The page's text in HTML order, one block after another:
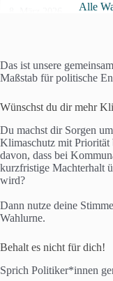
15. März 2026
22. März 2026
2026
13. September
2026
Alle
Das ist unsere
Maßstab für politische
Wünschst du dir mehr
Du machst dir Sorgen
Klimaschutz mit Priorität
davon, dass bei
kurzfristige Machterhalt
wird?
Dann nutze deine
Wahlurne.
Behalt es nicht für dich!
Sprich Politiker*innen